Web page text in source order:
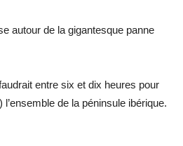
autour de la gigantesque panne
entre six et dix heures pour
de la péninsule ibérique.